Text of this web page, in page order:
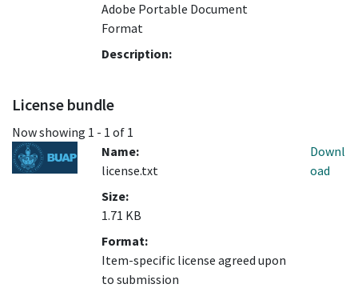
Adobe Portable Document
Format
Description:
License bundle
Now showing 1 - 1 of 1
Name:
license.txt
Size:
1.71 KB
Format:
Item-specific license agreed upon
to submission
Downl
oad